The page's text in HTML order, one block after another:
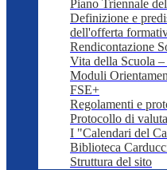
Piano Triennale
Definizione e
dell'offerta
Rendicontazione
Vita della Scuola
Moduli
FSE+
Regolamenti e
Protocollo di
I "Calendari del
Biblioteca
Struttura del sito